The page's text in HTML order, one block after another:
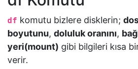
df komutu bizlere disklerin;
boyutunu, doluluk oranını,
yeri(mount) gibi bilgileri kısa
verir.